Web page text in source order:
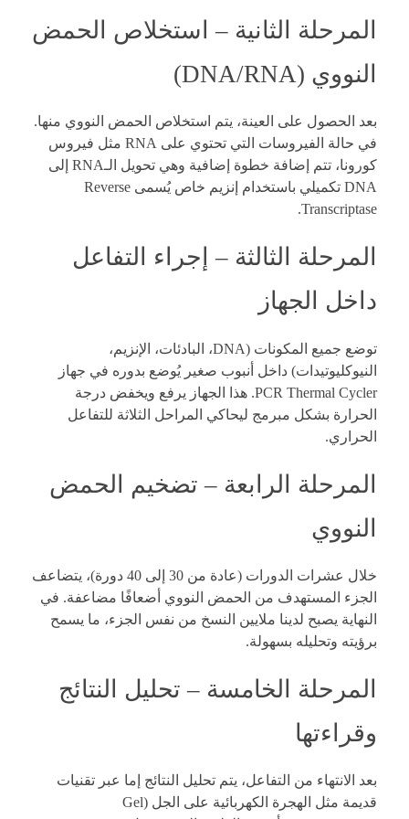
المرحلة الثانية – استخلاص الحمض
النووي (DNA/RNA)
بعد الحصول على العينة، يتم استخلاص الحمض النووي منها.
في حالة الفيروسات التي تحتوي على RNA مثل فيروس
كورونا، تتم إضافة خطوة إضافية وهي تحويل الـRNA إلى
DNA تكميلي باستخدام إنزيم خاص يُسمى Reverse
Transcriptase.
المرحلة الثالثة – إجراء التفاعل
داخل الجهاز
توضع جميع المكونات (DNA، البادئات، الإنزيم،
النيوكليوتيدات) داخل أنبوب صغير يُوضع بدوره في جهاز
PCR Thermal Cycler. هذا الجهاز يرفع ويخفض درجة
الحرارة بشكل مبرمج ليحاكي المراحل الثلاثة للتفاعل
الحراري.
المرحلة الرابعة – تضخيم الحمض
النووي
خلال عشرات الدورات (عادة من 30 إلى 40 دورة)، يتضاعف
الجزء المستهدف من الحمض النووي أضعافًا مضاعفة. في
النهاية يصبح لدينا ملايين النسخ من نفس الجزء، ما يسمح
برؤيته وتحليله بسهولة.
المرحلة الخامسة – تحليل النتائج
وقراءتها
بعد الانتهاء من التفاعل، يتم تحليل النتائج إما عبر تقنيات
قديمة مثل الهجرة الكهربائية على الجل (Gel